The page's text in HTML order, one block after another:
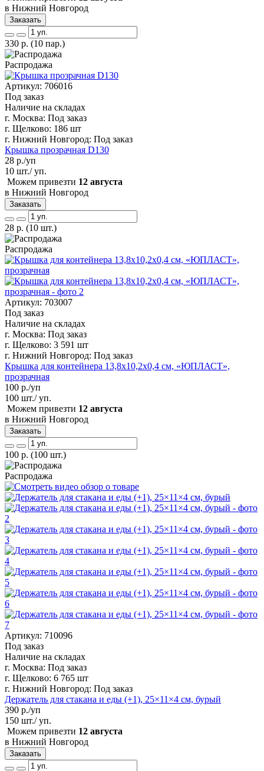
в Нижний Новгород
Заказать
330 р. (10 пар.)
Распродажа
Артикул: 706016
Под заказ
Наличие на складах
г. Москва: Под заказ
г. Щелково: 186 шт
г. Нижний Новгород: Под заказ
Крышка прозрачная D130
28 р./уп
10 шт./ уп.
Можем привезти 12 августа
в Нижний Новгород
Заказать
28 р. (10 шт.)
Распродажа
Артикул: 703007
Под заказ
Наличие на складах
г. Москва: Под заказ
г. Щелково: 3 591 шт
г. Нижний Новгород: Под заказ
Крышка для контейнера 13,8х10,2х0,4 см, «ЮПЛАСТ»,
прозрачная
100 р./уп
100 шт./ уп.
Можем привезти 12 августа
в Нижний Новгород
Заказать
100 р. (100 шт.)
Распродажа
Артикул: 710096
Под заказ
Наличие на складах
г. Москва: Под заказ
г. Щелково: 6 765 шт
г. Нижний Новгород: Под заказ
Держатель для стакана и еды (+1), 25×11×4 см, бурый
390 р./уп
150 шт./ уп.
Можем привезти 12 августа
в Нижний Новгород
Заказать